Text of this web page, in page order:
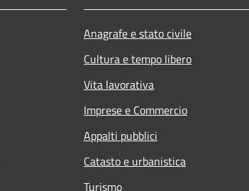
Anagrafe e stato civile
Cultura e tempo libero
Vita lavorativa
Imprese e Commercio
Appalti pubblici
Catasto e urbanistica
Turismo